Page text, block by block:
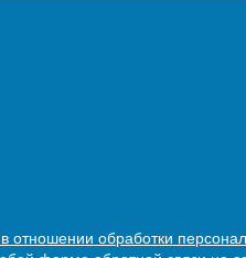
в отношении обработки